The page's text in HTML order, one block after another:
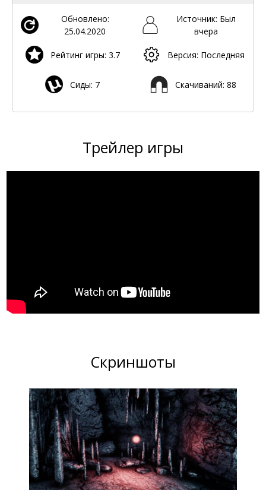
Обновлено:
25.04.2020
Источник: Был
вчера
Рейтинг игры: 3.7 Версия: Последняя
Сиды: 7 Скачиваний: 88
Трейлер игры
Скриншоты